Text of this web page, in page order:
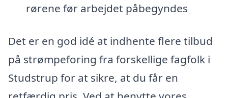
rørene før arbejdet påbegyndes
Det er en god idé at indhente flere tilbud
på strømpeforing fra forskellige fagfolk i
Studstrup for at sikre, at du får en